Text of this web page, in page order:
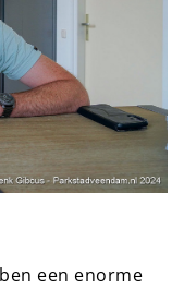
een enorme